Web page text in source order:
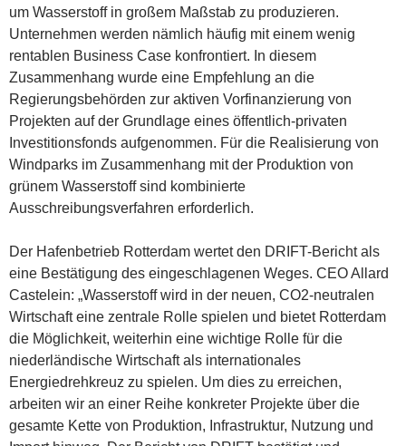
um Wasserstoff in großem Maßstab zu produzieren.
Unternehmen werden nämlich häufig mit einem wenig
rentablen Business Case konfrontiert. In diesem
Zusammenhang wurde eine Empfehlung an die
Regierungsbehörden zur aktiven Vorfinanzierung von
Projekten auf der Grundlage eines öffentlich-privaten
Investitionsfonds aufgenommen. Für die Realisierung von
Windparks im Zusammenhang mit der Produktion von
grünem Wasserstoff sind kombinierte
Ausschreibungsverfahren erforderlich.
Der Hafenbetrieb Rotterdam wertet den DRIFT-Bericht als
eine Bestätigung des eingeschlagenen Weges. CEO Allard
Castelein: „Wasserstoff wird in der neuen, CO2-neutralen
Wirtschaft eine zentrale Rolle spielen und bietet Rotterdam
die Möglichkeit, weiterhin eine wichtige Rolle für die
niederländische Wirtschaft als internationales
Energiedrehkreuz zu spielen. Um dies zu erreichen,
arbeiten wir an einer Reihe konkreter Projekte über die
gesamte Kette von Produktion, Infrastruktur, Nutzung und